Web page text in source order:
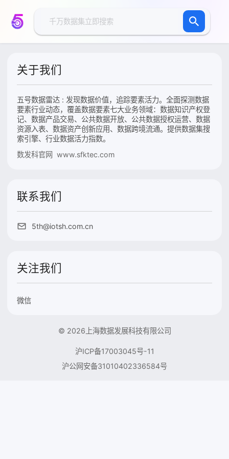
关于我们
五号数据雷达 : 发现数据价值，追踪要素活力。全面探测数据
要素行业动态，覆盖数据要素七大业务领域：数据知识产权登
记、数据产品交易、公共数据开放、公共数据授权运营、数据
资源入表、数据资产创新应用、数据跨境流通。提供数据集搜
索引擎、行业数据活力指数。
数发科官网 www.sfktec.com
联系我们
5th@iotsh.com.cn
关注我们
微信
© 2026上海数据发展科技有限公司
沪ICP备17003045号-11
沪公网安备31010402336584号